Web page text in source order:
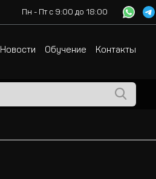
Пн - Пт с 9:00 до 18:00
Новости Обучение Контакты